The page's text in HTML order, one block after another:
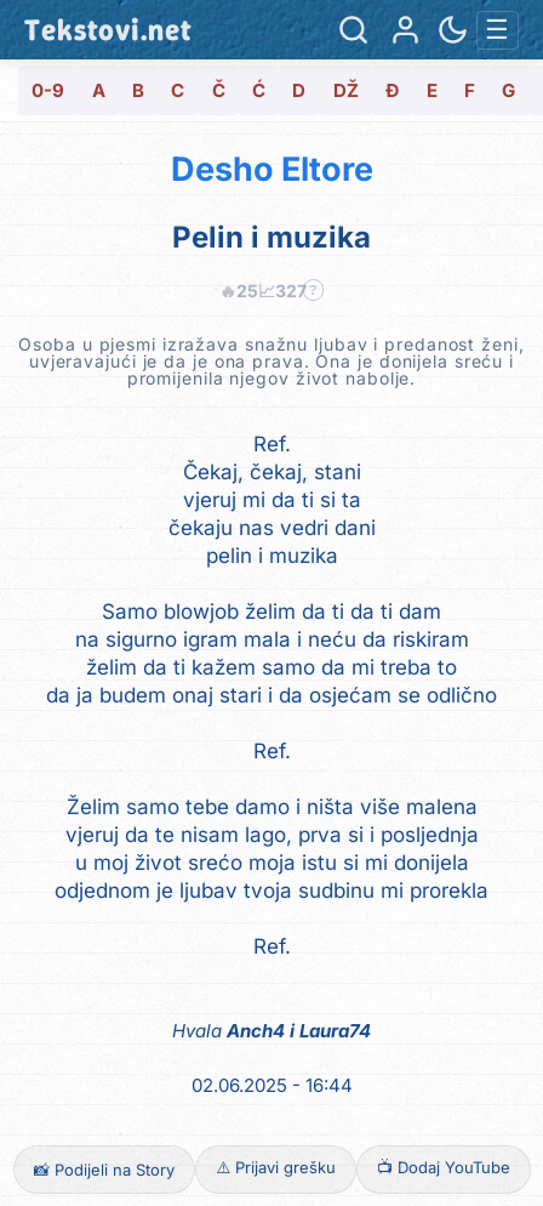
Tekstovi.net ☰
0-9 A B C Č Ć D DŽ Đ E F G
Desho Eltore
Pelin i muzika
🔥25📈327 ?
Osoba u pjesmi izražava snažnu ljubav i predanost ženi,
uvjeravajući je da je ona prava. Ona je donijela sreću i
promijenila njegov život nabolje.
Ref.
Čekaj, čekaj, stani
vjeruj mi da ti si ta
čekaju nas vedri dani
pelin i muzika
Samo blowjob želim da ti da ti dam
na sigurno igram mala i neću da riskiram
želim da ti kažem samo da mi treba to
da ja budem onaj stari i da osjećam se odlično
Ref.
Želim samo tebe damo i ništa više malena
vjeruj da te nisam lago, prva si i posljednja
u moj život srećo moja istu si mi donijela
odjednom je ljubav tvoja sudbinu mi prorekla
Ref.
HvalaAnch4 i Laura74
02.06.2025 - 16:44
📸 Podijeli na Story ⚠️ Prijavi grešku 📺 Dodaj YouTube